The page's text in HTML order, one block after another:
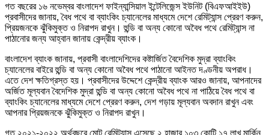
গত বছরের ১৬ নভেম্বর বাংলাদেশ ফাইন্যান্সিয়াল ইন্টেলিজেন্স ইউনিট (বিএফআইইউ)
প্রবাসীদের জানায়, বৈধ পথে বা ব্যাংকিং চ্যানেলের মাধ্যমে দেশে রেমিট্যান্স প্রেরণ করুন,
প্রিয়জনকে ঝুঁকিমুক্ত ও নিরাপদ রাখুন। হুন্ডি বা অন্য কোনো অবৈধ পথে রেমিট্যান্স না
পাঠানোর জন্য আহ্বান জানায় কেন্দ্রীয় ব্যাংক।
বাংলাদেশ ব্যাংক জানায়, প্রবাসী বাংলাদেশিদের কষ্টার্জিত বৈদেশিক মুদ্রা ব্যাংকিং
চ্যানেলের বাইরে হুন্ডি বা অন্য কোনো অবৈধ পথে পাঠানো আইনত দণ্ডনীয় অপরাধ।
এতে দেশ ক্ষতিগ্রস্ত হয়। প্রবাসীদের উদ্দেশে কেন্দ্রীয় ব্যাংক আরও জানায়, আপনাদের
অর্জিত মূল্যবান বৈদেশিক মুদ্রা হুন্ডি বা অন্য কোনো অবৈধ পথে না পাঠিয়ে বৈধ পথে বা
ব্যাংকিং চ্যানেলের মাধ্যমে দেশে প্রেরণ করুন, দেশ গড়ায় মূল্যবান অবদান রাখুন এবং
আপনার প্রিয়জনকে ঝুঁকিমুক্ত ও নিরাপদ রাখুন।
গত ২০২১-২০২২ অর্থবছরে মোট রেমিট্যান্স এসেছে ২ হাজার ১০৩ কোটি ১৭ লাখ মার্কিন